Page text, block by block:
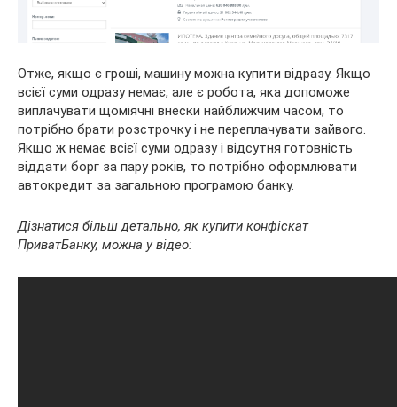
Отже, якщо є гроші, машину можна купити відразу. Якщо
всієї суми одразу немає, але є робота, яка допоможе
виплачувати щоміячні внески найближчим часом, то
потрібно брати розстрочку і не переплачувати зайвого.
Якщо ж немає всієї суми одразу і відсутня готовність
віддати борг за пару років, то потрібно оформлювати
автокредит за загальною програмою банку.
Дізнатися більш детально, як купити конфіскат
ПриватБанку, можна у відео: